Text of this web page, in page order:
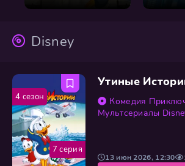
Disney
Утиные
Комедия
Мультсериалы
13 июн 2026, 12:30
7 серия
4 сезон